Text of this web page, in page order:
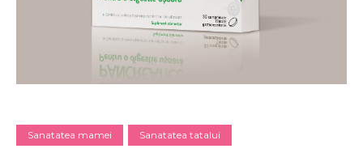
Sanatatea mamei Sanatatea tatalui